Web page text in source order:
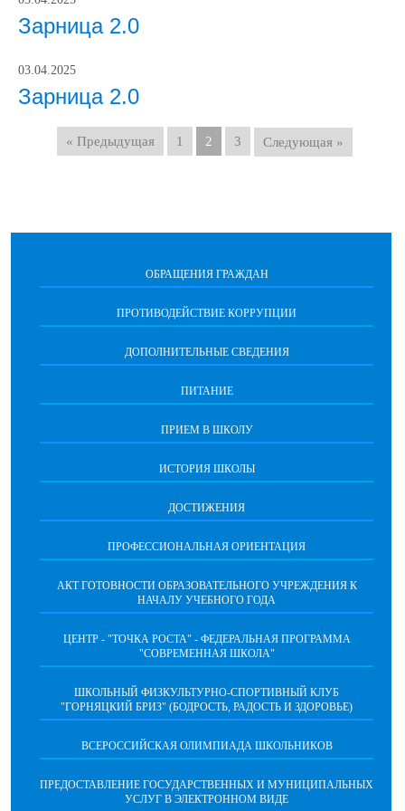
Зарница 2.0
03.04.2025
Зарница 2.0
« Предыдущая 1 2 3 Следующая »
ОБРАЩЕНИЯ ГРАЖДАН
ПРОТИВОДЕЙСТВИЕ КОРРУПЦИИ
ДОПОЛНИТЕЛЬНЫЕ СВЕДЕНИЯ
ПИТАНИЕ
ПРИЕМ В ШКОЛУ
ИСТОРИЯ ШКОЛЫ
ДОСТИЖЕНИЯ
ПРОФЕССИОНАЛЬНАЯ ОРИЕНТАЦИЯ
АКТ ГОТОВНОСТИ ОБРАЗОВАТЕЛЬНОГО УЧРЕЖДЕНИЯ К
НАЧАЛУ УЧЕБНОГО ГОДА
ЦЕНТР - "ТОЧКА РОСТА" - ФЕДЕРАЛЬНАЯ ПРОГРАММА
"СОВРЕМЕННАЯ ШКОЛА"
ШКОЛЬНЫЙ ФИЗКУЛЬТУРНО-СПОРТИВНЫЙ КЛУБ
"ГОРНЯЦКИЙ БРИЗ" (БОДРОСТЬ, РАДОСТЬ И ЗДОРОВЬЕ)
ВСЕРОССИЙСКАЯ ОЛИМПИАДА ШКОЛЬНИКОВ
ПРЕДОСТАВЛЕНИЕ ГОСУДАРСТВЕННЫХ И МУНИЦИПАЛЬНЫХ
УСЛУГ В ЭЛЕКТРОННОМ ВИДЕ